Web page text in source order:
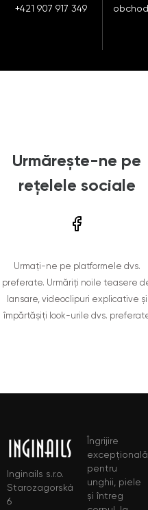
+421 907 917 349
Urmărește-ne pe
rețelele sociale
Urmați-ne pe platformele dvs.
preferate. Urmăriți noile teasere
lansare, videoclipuri explicative și
împărtășiți look-urile dvs.
Inginails s.r.o.
Starozagorská
6
Îngrijire
excepțională
pentru
unghii, piele
și întreg